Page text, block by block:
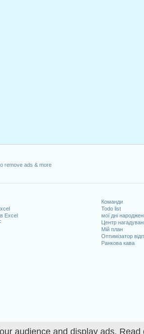
audience and display ads. Read
remove ads & more
Excel
Команди
Todo list
мої дні
Центр
Мій план
Оптимізатор
Ранкова кава